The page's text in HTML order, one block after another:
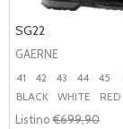
SG22
GAERNE
41 42 43 44 45
BLACK
WHITE RED
Listino €699,90